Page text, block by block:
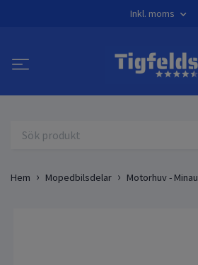
Inkl. moms
Hem Mopedbilsdelar Motorhuv -